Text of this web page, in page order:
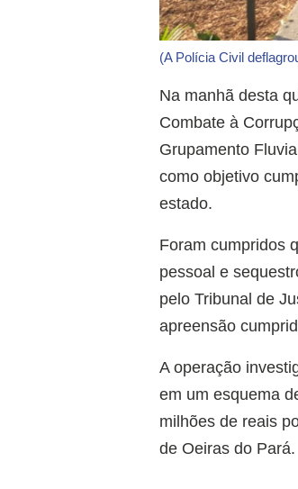
(A Polícia Civil
Na manhã desta
Combate à
Grupamento
como objetivo
estado.
Foram cumpridos
pessoal e
pelo Tribunal de
apreensão
A operação
em um esquema
milhões de reais
de Oeiras do Pará.